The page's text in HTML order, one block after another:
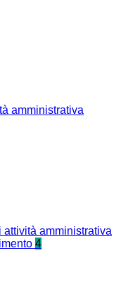
amministrativa
attività amministrativa
4